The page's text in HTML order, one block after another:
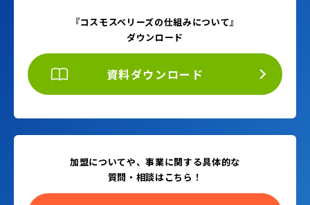
『コスモスベリーズの仕組みについて』
ダウンロード
資料ダウンロード
加盟についてや、事業に関する具体的な
質問・相談はこちら！